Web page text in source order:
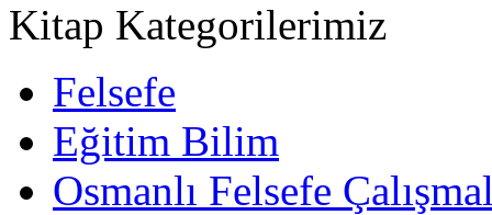
Kitap Kategorilerimiz
Felsefe
Eğitim Bilim
Osmanlı Felsefe